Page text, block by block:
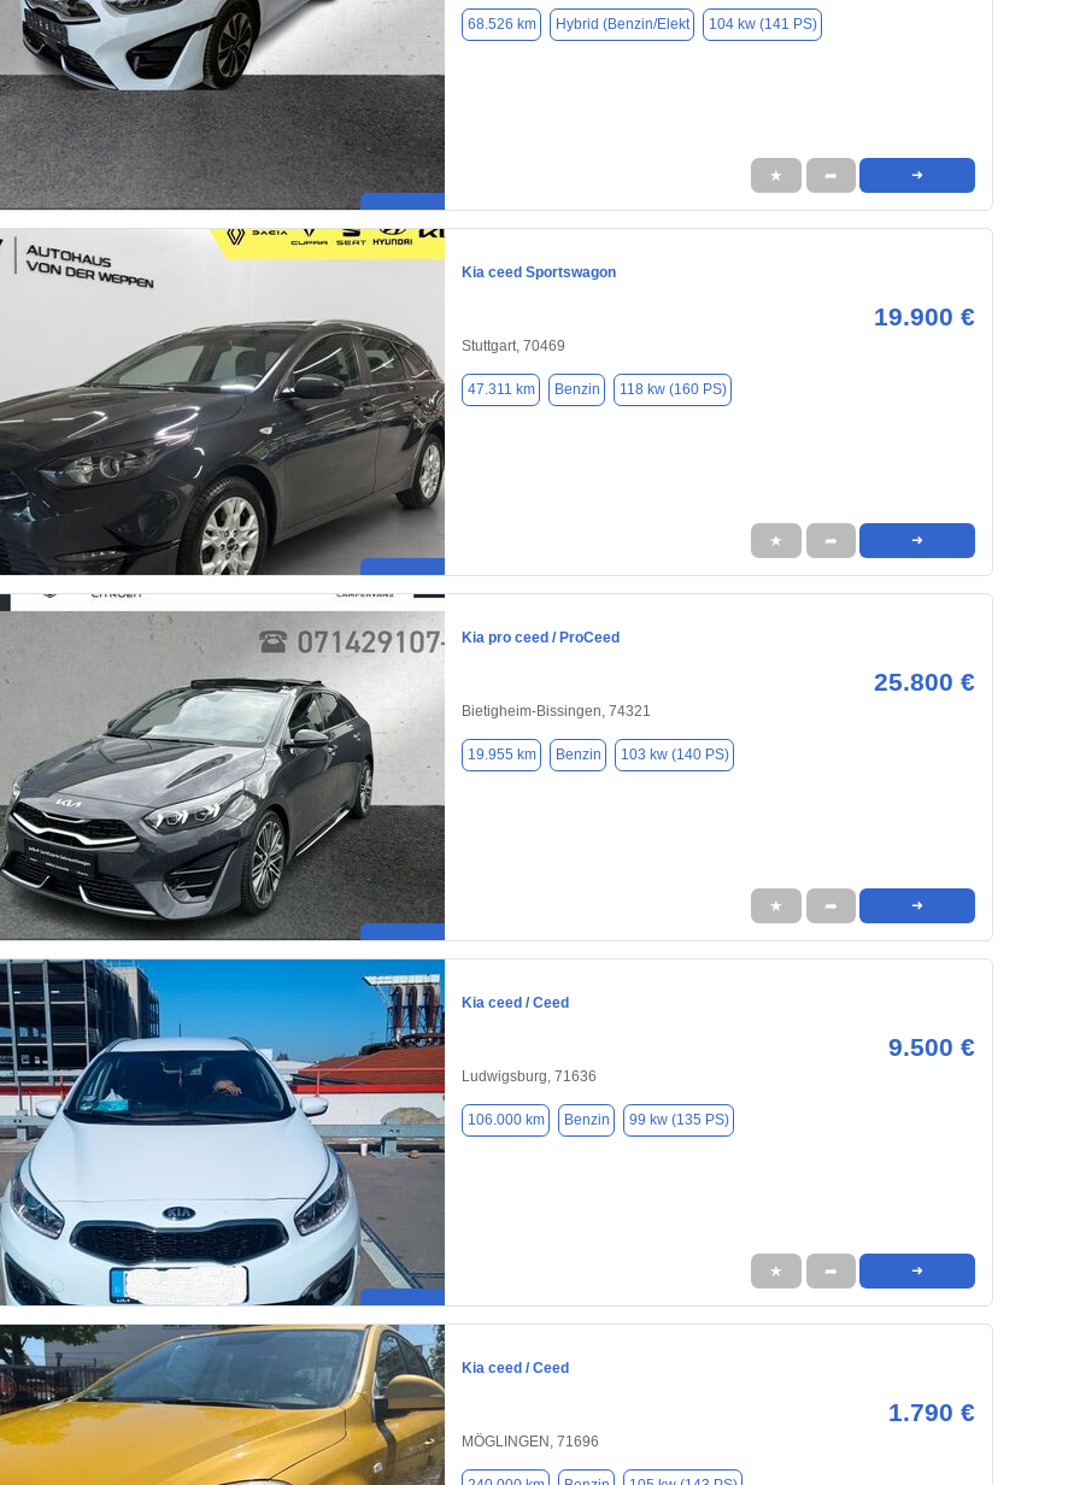
68.526 km Hybrid (Benzin/Elekt 104 kw (141 PS)
★ ➦ ➜
Kia ceed Sportswagon
19.900 €
Stuttgart, 70469
47.311 km Benzin 118 kw (160 PS)
★ ➦ ➜
Kia pro ceed / ProCeed
25.800 €
Bietigheim-Bissingen, 74321
19.955 km Benzin 103 kw (140 PS)
★ ➦ ➜
Kia ceed / Ceed
9.500 €
Ludwigsburg, 71636
106.000 km Benzin 99 kw (135 PS)
★ ➦ ➜
Kia ceed / Ceed
1.790 €
MÖGLINGEN, 71696